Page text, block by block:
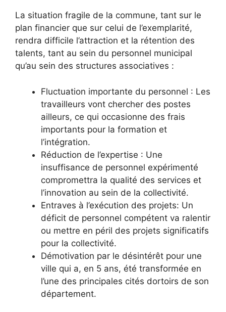
La situation fragile de la commune, tant sur le
plan financier que sur celui de l’exemplarité,
rendra difficile l’attraction et la rétention des
talents, tant au sein du personnel municipal
qu’au sein des structures associatives :
Fluctuation importante du personnel : Les
travailleurs vont chercher des postes
ailleurs, ce qui occasionne des frais
importants pour la formation et
l’intégration.
Réduction de l’expertise : Une
insuffisance de personnel expérimenté
compromettra la qualité des services et
l’innovation au sein de la collectivité.
Entraves à l’exécution des projets: Un
déficit de personnel compétent va ralentir
ou mettre en péril des projets significatifs
pour la collectivité.
Démotivation par le désintérêt pour une
ville qui a, en 5 ans, été transformée en
l’une des principales cités dortoirs de son
département.